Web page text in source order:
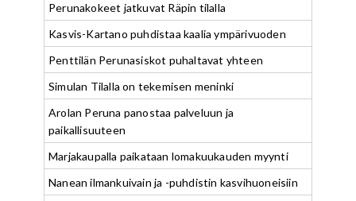
Perunakokeet jatkuvat Räpin tilalla
Kasvis-Kartano puhdistaa kaalia ympärivuoden
Penttilän Perunasiskot puhaltavat yhteen
Simulan Tilalla on tekemisen meninki
Arolan Peruna panostaa palveluun ja
paikallisuuteen
Marjakaupalla paikataan lomakuukauden myynti
Nanean ilmankuivain ja -puhdistin kasvihuoneisiin